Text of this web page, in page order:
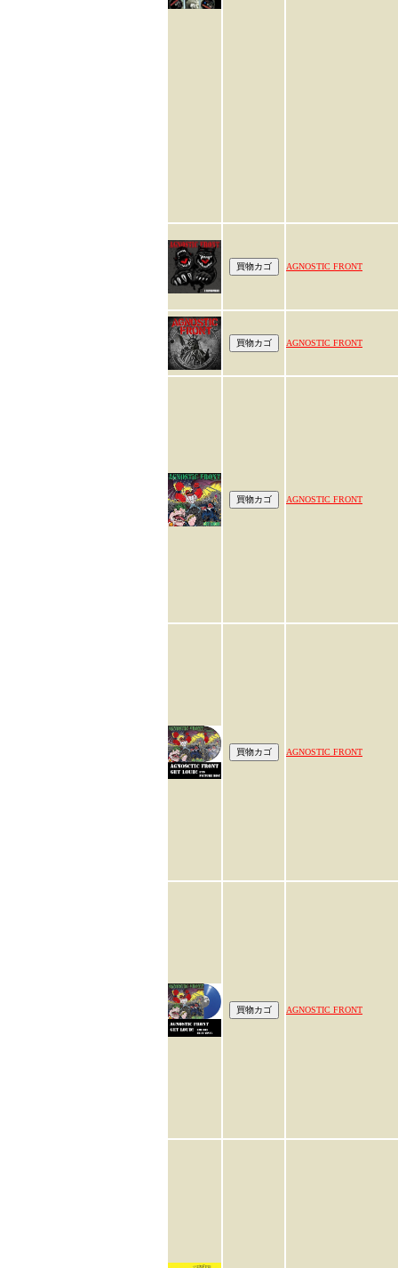
AGNOSTIC FRONT
AGNOSTIC FRONT
AGNOSTIC FRONT
AGNOSTIC FRONT
AGNOSTIC FRONT